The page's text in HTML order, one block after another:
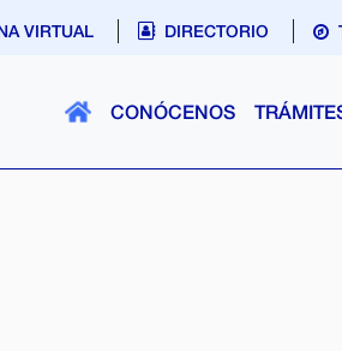
VIRTUAL DIRECTORIO
CONÓCENOS